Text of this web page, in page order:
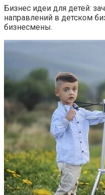
Бизнес идеи для детей:
направлений в детском
бизнесмены.